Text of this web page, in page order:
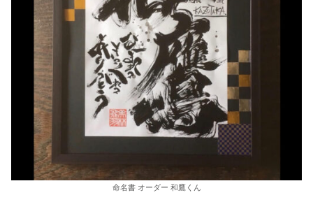
命名書 オーダー 和鷹くん